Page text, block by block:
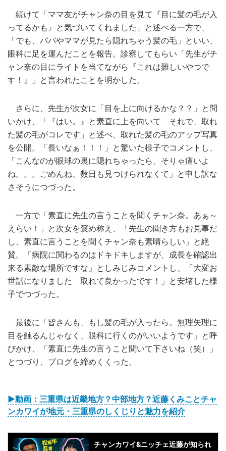
続けて「ママ友がチャン奈の目を見て『目に髪の毛が入
ってるかも』と気づいてくれました」と述べる一方で、
「でも、パパやママが見たら隠れちゃう髪の毛」といい、
眼科に足を運んだことを報告。診察してもらい「先生がチ
ャン奈の目にライトを当てながら『これは難しいやつで
す！』」と言われたことを明かした。
さらに、先生が次女に「目を上に向けるかな？？」と問
いかけ、「『はい。』と素直に上を向いて それで、取れ
た髪の毛がコレです」と述べ、取れた髪の毛のアップ写真
を公開。「長いなぁ！！！」と驚いた様子でコメントし、
「こんなのが眼球の裏に隠れちゃったら、そりゃ痛いよ
ね。。。ごめんね、数日も見つけられなくて」と申し訳な
さそうにつづった。
一方で「素直に先生の言うことを聞くチャン奈。あぁ～
えらい！」と次女を褒め称え、「先生の聞き方もお見事だ
し、素直に言うことを聞くチャン奈も素晴らしい」と絶
賛。「病院に関わるのはドキドキしますが、成長を確認出
来る素敵な場所ですな」としみじみコメントし、「大変お
世話になりました 取れて良かったです！」と安堵した様
子でつづった。
最後に「皆さんも、もし髪の毛が入ったら。無理矢理に
目を触るんじゃなく、眼科に行くのがいいようです」と呼
びかけ、「素直に先生の言うこと聞いて下さいね（笑）」
とつづり、ブログを締めくくった。
▶︎動画：三重県は近畿地方？中部地方？近藤くみことチャ
ンカワイが地元・三重県のしくじりと魅力を紹介
チャンカワイ&ニッチェ近藤が知られ